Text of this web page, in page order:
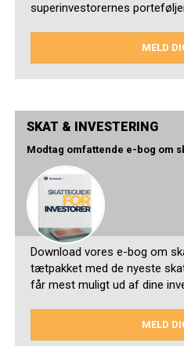
superinvestorernes
MELD
SKAT & INVESTERING
Modtag omfattende e-bog om
Download vores e-bog om
tætpakket med de nyeste
får mest muligt ud af dine
MELD